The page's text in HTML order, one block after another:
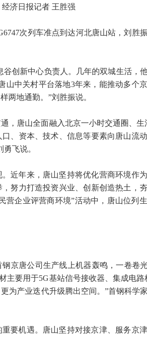
经济日报记者 王胜强
次列车准点到达河北唐山站，刘胜
创新中心负责人。几年的双城生活，
山中关村平台落地3年来，能推动多个
两地通勤。”刘胜振说。
，唐山全面融入北京一小时交通圈、
、资本、技术、信息等要素向唐山流
飞说。
近年来，唐山坚持将优化营商环境作
努力打造投资兴业、创新创造热土，
营企业评营商环境”活动中，唐山位列
京唐公司生产线上机器轰鸣，一卷卷
主要用于5G基站信号接收器、集成电
为产业迭代升级腾出空间。”首钢科学
要机遇。唐山坚持对接京津、服务京